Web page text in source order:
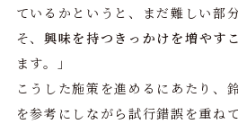
ているかというと、まだ難しい部
そ、 興味を持つきっかけを増やす
ます。」
こうした施策を進めるにあたり、
を参考にしながら試行錯誤を重ね